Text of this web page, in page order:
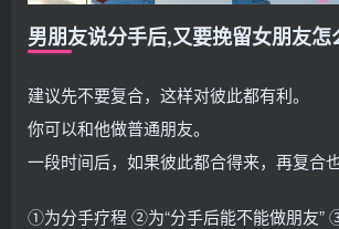
男朋友说分手后,又要挽留女朋友怎
建议先不要复合，这样对彼此都有利。
你可以和他做普通朋友。
一段时间后，如果彼此都合得来，再复合也
①为分手疗程 ②为“分手后能不能做朋友”